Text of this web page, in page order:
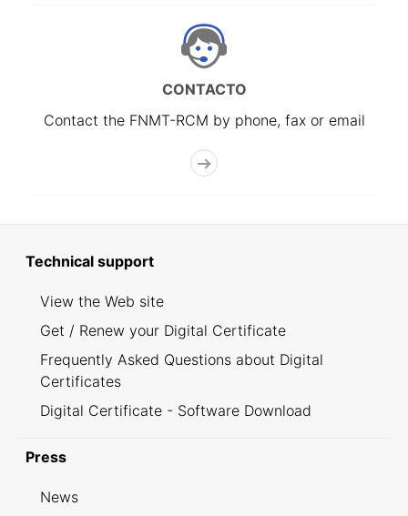
CONTACTO
Contact the FNMT-RCM by phone, fax or email
Technical support
View the Web site
Get / Renew your Digital Certificate
Frequently Asked Questions about Digital
Certificates
Digital Certificate - Software Download
Press
News